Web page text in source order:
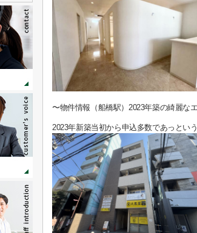
〜物件情報（船橋駅）2023年築の綺麗な
2023年新築当初から申込多数であっとい